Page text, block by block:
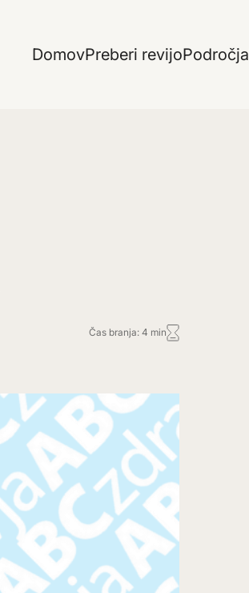
DomovPreberi revijoPodročja
Čas branja: 4 min